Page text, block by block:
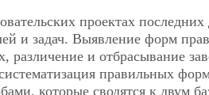
проектах последних
и задач. Выявление форм
различение и отбрасывание
правильных
которые сводятся к двум